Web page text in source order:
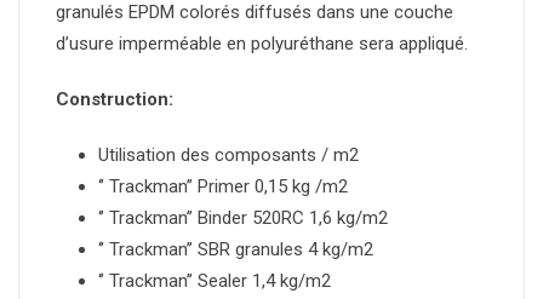
granulés EPDM colorés diffusés dans une couche
d’usure imperméable en polyuréthane sera appliqué.
Construction:
Utilisation des composants / m2
‘’ Trackman’’ Primer 0,15 kg /m2
‘’ Trackman’’ Binder 520RC 1,6 kg/m2
‘’ Trackman’’ SBR granules 4 kg/m2
‘’ Trackman’’ Sealer 1,4 kg/m2